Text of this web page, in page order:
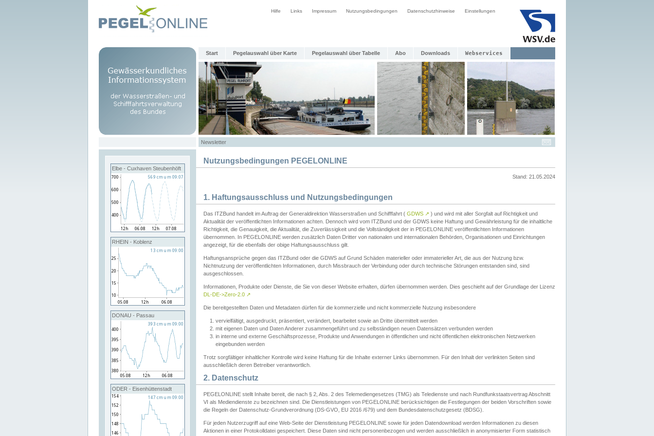
Hilfe Links Impressum Nutzungsbedingungen Datenschutzhinweise Einstellungen
Start Pegelauswahl über Karte Pegelauswahl über Tabelle Abo Downloads Webservices
Newsletter
Elbe - Cuxhaven Steubenhöft
RHEIN - Koblenz
DONAU - Passau
ODER - Eisenhüttenstadt
Nutzungsbedingungen PEGELONLINE
Stand: 21.05.2024
1. Haftungsausschluss und Nutzungsbedingungen
Das ITZBund handelt im Auftrag der Generaldirektion Wasserstraßen und Schifffahrt ( GDWS ↗ ) und wird mit aller Sorgfalt auf Richtigkeit und
Aktualität der veröffentlichten Informationen achten. Dennoch wird vom ITZBund und der GDWS keine Haftung und Gewährleistung für die inhaltliche
Richtigkeit, die Genauigkeit, die Aktualität, die Zuverlässigkeit und die Vollständigkeit der in PEGELONLINE veröffentlichten Informationen
übernommen. In PEGELONLINE werden zusätzlich Daten Dritter von nationalen und internationalen Behörden, Organisationen und Einrichtungen
angezeigt, für die ebenfalls der obige Haftungsausschluss gilt.
Haftungsansprüche gegen das ITZBund oder die GDWS auf Grund Schäden materieller oder immaterieller Art, die aus der Nutzung bzw.
Nichtnutzung der veröffentlichten Informationen, durch Missbrauch der Verbindung oder durch technische Störungen entstanden sind, sind
ausgeschlossen.
Informationen, Produkte oder Dienste, die Sie von dieser Website erhalten, dürfen übernommen werden. Dies geschieht auf der Grundlage der Lizenz
DL-DE->Zero-2.0 ↗
Die bereitgestellten Daten und Metadaten dürfen für die kommerzielle und nicht kommerzielle Nutzung insbesondere
vervielfältigt, ausgedruckt, präsentiert, verändert, bearbeitet sowie an Dritte übermittelt werden
mit eigenen Daten und Daten Anderer zusammengeführt und zu selbständigen neuen Datensätzen verbunden werden
in interne und externe Geschäftsprozesse, Produkte und Anwendungen in öffentlichen und nicht öffentlichen elektronischen Netzwerken
eingebunden werden
Trotz sorgfältiger inhaltlicher Kontrolle wird keine Haftung für die Inhalte externer Links übernommen. Für den Inhalt der verlinkten Seiten sind
ausschließlich deren Betreiber verantwortlich.
2. Datenschutz
PEGELONLINE stellt Inhalte bereit, die nach § 2, Abs. 2 des Telemediengesetzes (TMG) als Teledienste und nach Rundfunkstaatsvertrag Abschnitt
VI als Mediendienste zu bezeichnen sind. Die Dienstleistungen von PEGELONLINE berücksichtigen die Festlegungen der beiden Vorschriften sowie
die Regeln der Datenschutz-Grundverordnung (DS-GVO, EU 2016 /679) und dem Bundesdatenschutzgesetz (BDSG).
Für jeden Nutzerzugriff auf eine Web-Seite der Dienstleistung PEGELONLINE sowie für jeden Datendownload werden Informationen zu diesen
Aktionen in einer Protokolldatei gespeichert. Diese Daten sind nicht personenbezogen und werden ausschließlich in anonymisierter Form statistisch